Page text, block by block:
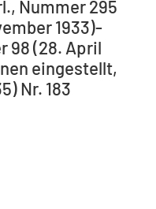
Nummer 295
1933)-
98 (28. April
eingestellt,
Nr. 183